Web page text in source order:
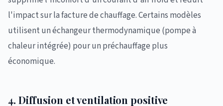
l'impact sur la facture de chauffage. Certains modèles
utilisent un échangeur thermodynamique (pompe à
chaleur intégrée) pour un préchauffage plus
économique.
4. Diffusion et ventilation positive